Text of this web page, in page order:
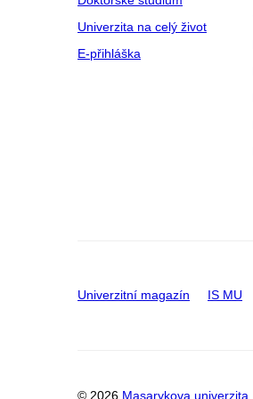
Univerzita na celý život
E-přihláška
Univerzitní magazín IS MU
© 2026 Masarykova univerzita